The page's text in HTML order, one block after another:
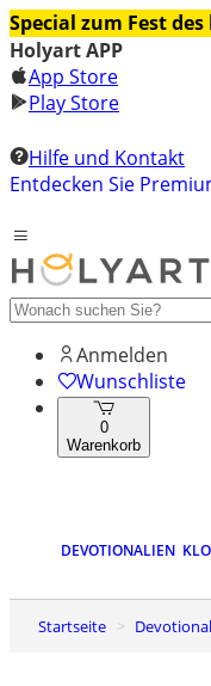
Special zum Fest
Holyart APP
App Store
Play Store
Hilfe und Kontakt
Entdecken Sie
Anmelden
Wunschliste
0
Warenkorb
DEVOTIONALIEN
Startseite